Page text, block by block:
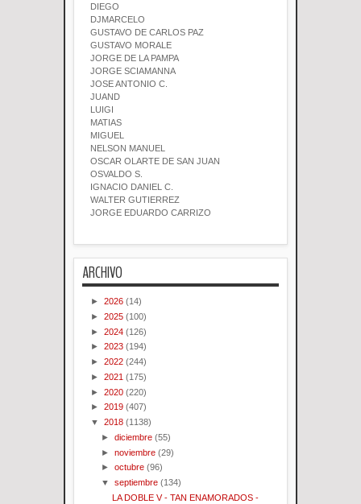
DIEGO
DJMARCELO
GUSTAVO DE CARLOS PAZ
GUSTAVO MORALE
JORGE DE LA PAMPA
JORGE SCIAMANNA
JOSE ANTONIO C.
JUAND
LUIGI
MATIAS
MIGUEL
NELSON MANUEL
OSCAR OLARTE DE SAN JUAN
OSVALDO S.
IGNACIO DANIEL C.
WALTER GUTIERREZ
JORGE EDUARDO CARRIZO
ARCHIVO
► 2026 (14)
► 2025 (100)
► 2024 (126)
► 2023 (194)
► 2022 (244)
► 2021 (175)
► 2020 (220)
► 2019 (407)
▼ 2018 (1138)
►diciembre (55)
►noviembre (29)
►octubre (96)
▼septiembre (134)
LA DOBLE V - TAN ENAMORADOS -